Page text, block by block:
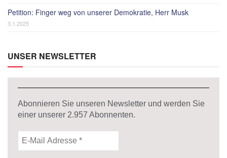
Petition: Finger weg von unserer Demokratie, Herr Musk
3.1.2025
UNSER NEWSLETTER
Abonnieren Sie unseren Newsletter und werden Sie
einer unserer 2.957 Abonnenten.